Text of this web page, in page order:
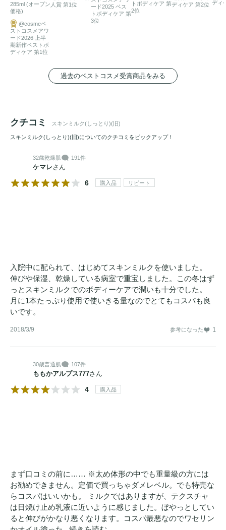
285ml (オープン
価格)
@cosmeベ
ストコスメアワ
ード2026 上半
期新作ベストボ
ディケア 第1位
人賞 第1位
ード2025 ベス
トボディケア 第
3位
トボディケア 第
2位
ディケア 第2位 ディ
過去のベストコスメ受賞商品をみる
クチコミ スキンミルク(しっとり)(旧)
スキンミルク(しっとり)(旧)についてのクチコミをピックアップ！
32歳乾燥肌 191件
ケマレさん
6 購入品 リピート
入院中に配られて、はじめてスキンミルクを使いました。
伸びや保湿、乾燥している病室で重宝しました。この冬はず
っとスキンミルクでのボディーケアで潤いも十分でした。
月に1本たっぷり使用で使いきる量なのでとてもコスパも良
いです。
2018/3/9 参考になった 1
30歳普通肌 107件
ももかアルプス777さん
4 購入品
まず口コミの前に…… ※太め体形の中でも重量級の方には
お勧めできません。定価で買っちゃダメレベル。でも特売な
らコスパはいいかも。 ミルクではありますが、テクスチャ
は日焼け止め乳液に近いように感じました。ぼやっとしてい
ると伸びがかなり悪くなります。コスパ最悪なのでワセリン